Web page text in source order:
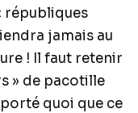
républiques
jamais au
! Il faut retenir
» de pacotille
quoi que ce